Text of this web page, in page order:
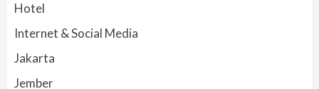
Hotel
Internet & Social Media
Jakarta
Jember